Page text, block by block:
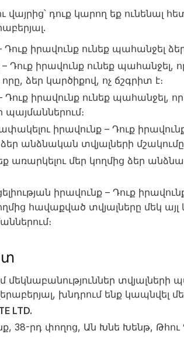
դուք կարող եք ունենալ
Դուք իրավունք ունեք պահանջել
Դուք իրավունք ունեք պահանջել,
ձեր կարծիքով, ոչ ճշգրիտ է։
Դուք իրավունք ունեք պահանջել,
պայմաններում։
իրավունք – Դուք
անձնական տվյալների մշակումը
առարկելու մեր կողմից ձեր
իրավունք – Դուք
հավաքված տվյալները մեկ
մեկնաբանություններ տվյալների
խնդրում ենք կապնվել
LTD.
38-րդ փողոց, Ան Խնե Խենթ,